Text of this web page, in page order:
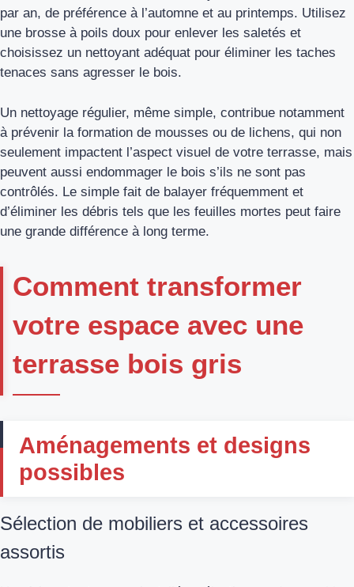
par an, de préférence à l’automne et au printemps. Utilisez
une brosse à poils doux pour enlever les saletés et
choisissez un nettoyant adéquat pour éliminer les taches
tenaces sans agresser le bois.
Un nettoyage régulier, même simple, contribue notamment
à prévenir la formation de mousses ou de lichens, qui non
seulement impactent l’aspect visuel de votre terrasse, mais
peuvent aussi endommager le bois s’ils ne sont pas
contrôlés. Le simple fait de balayer fréquemment et
d’éliminer les débris tels que les feuilles mortes peut faire
une grande différence à long terme.
Comment transformer
votre espace avec une
terrasse bois gris
Aménagements et designs
possibles
Sélection de mobiliers et accessoires
assortis